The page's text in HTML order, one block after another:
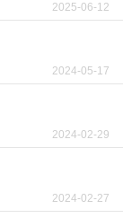
2025-06-12
2024-05-17
2024-02-29
2024-02-27